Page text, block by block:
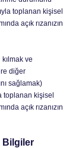
toplanan kişisel
açık rızanızın
ve
diğer
sağlamak)
toplanan kişisel
açık rızanızın
Bilgiler